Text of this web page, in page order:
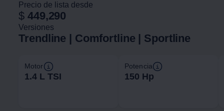
Precio de lista desde
$ 449,290
Versiones
Trendline | Comfortline | Sportline
Motor
1.4 L TSI
Potencia
150 Hp